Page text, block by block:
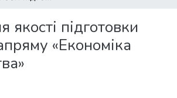
якості підготовки
«Економіка